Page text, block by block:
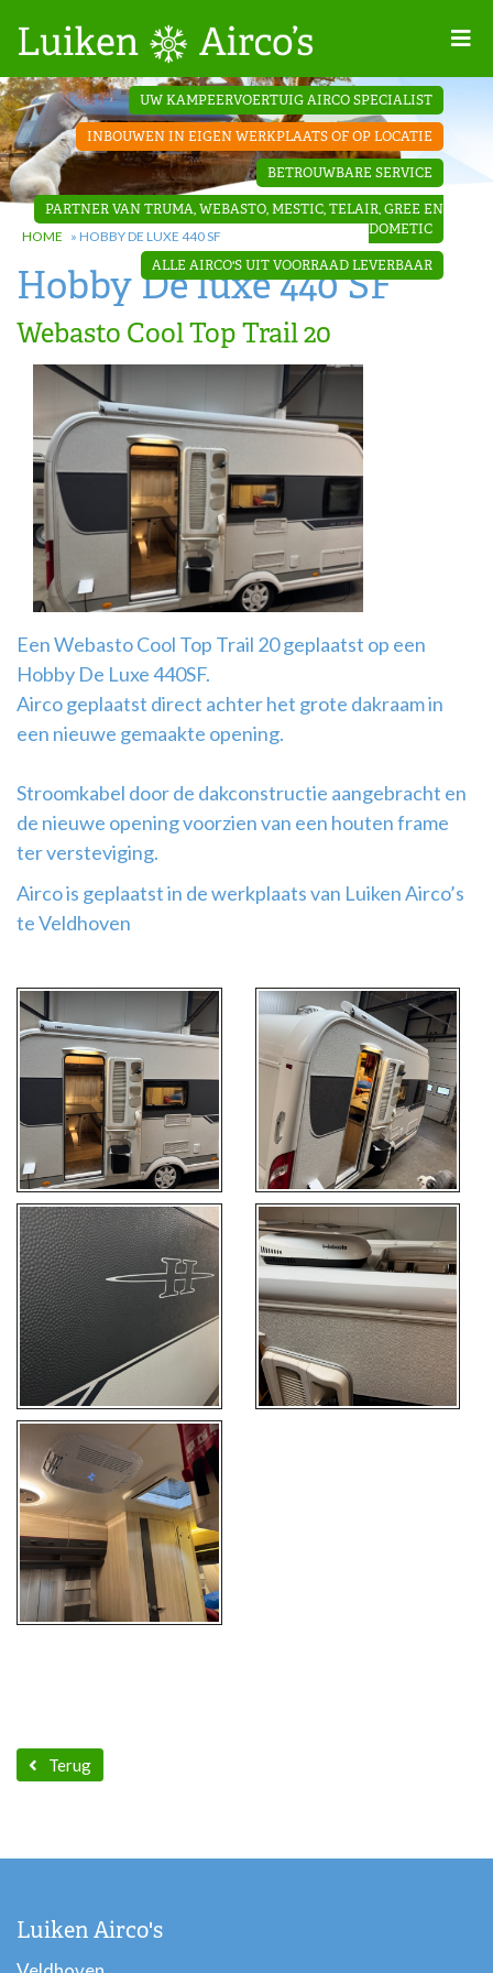
Projecten
Contact
Dakopbouw
airco’s
‘Onder de
bank’ airco’s
Comfort ‘
airco
Airco
montage
UW KAMPEERVOERTUIG AIRCO SPECIALIST
INBOUWEN IN EIGEN WERKPLAATS OF OP LOCATIE
BETROUWBARE SERVICE
PARTNER VAN TRUMA, WEBASTO, MESTIC, TELAIR, GREE EN
DOMETIC
ALLE AIRCO'S UIT VOORRAAD LEVERBAAR
HOME » HOBBY DE LUXE 440 SF
Hobby De luxe 440 SF
Webasto Cool Top Trail 20
Een Webasto Cool Top Trail 20 geplaatst op een
Hobby De Luxe 440SF.
Airco geplaatst direct achter het grote dakraam in
een nieuwe gemaakte opening.
Stroomkabel door de dakconstructie aangebracht en
de nieuwe opening voorzien van een houten frame
ter versteviging.
Airco is geplaatst in de werkplaats van Luiken Airco’s
te Veldhoven
Terug
Luiken Airco's